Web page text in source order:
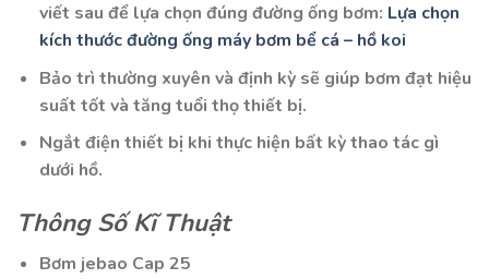
viết sau để lựa chọn đúng đường ống bơm: Lựa chọn
kích thước đường ống máy bơm bể cá – hồ koi
Bảo trì thường xuyên và định kỳ sẽ giúp bơm đạt hiệu
suất tốt và tăng tuổi thọ thiết bị.
Ngắt điện thiết bị khi thực hiện bất kỳ thao tác gì
dưới hồ.
Thông Số Kĩ Thuật
Bơm jebao Cap 25